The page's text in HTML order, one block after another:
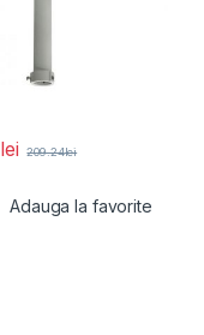
lei 209.24lei
Adauga la favorite